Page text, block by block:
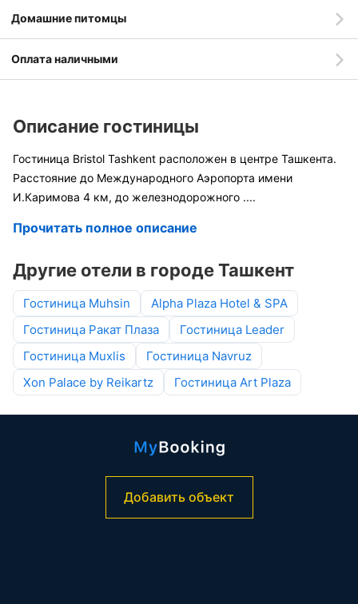
Домашние питомцы
Оплата наличными
Описание гостиницы
Гостиница Bristol Tashkent расположен в центре Ташкента.
Расстояние до Международного Аэропорта имени
И.Каримова 4 км, до железнодорожного ....
Прочитать полное описание
Другие отели в городе Ташкент
Гостиница Muhsin
Alpha Plaza Hotel & SPA
Гостиница Ракат Плаза
Гостиница Leader
Гостиница Muxlis
Гостиница Navruz
Xon Palace by Reikartz
Гостиница Art Plaza
Добавить объект